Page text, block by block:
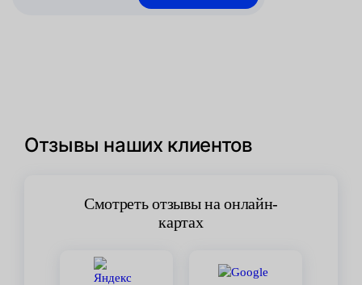
Отзывы наших клиентов
Смотреть отзывы на онлайн-
картах